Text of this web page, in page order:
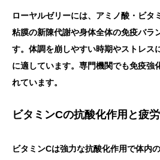
ローヤルゼリーには、アミノ酸・ビタ
粘膜の新陳代謝や身体全体の免疫バラ
す。体調を崩しやすい時期やストレス
に適しています。専門機関でも免疫強
れています。
ビタミンCの抗酸化作用と疲
ビタミンCは強力な抗酸化作用で体内